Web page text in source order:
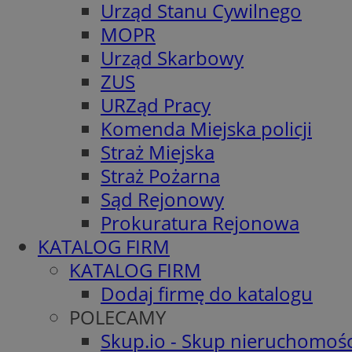
Urząd Stanu Cywilnego
MOPR
Urząd Skarbowy
ZUS
URZąd Pracy
Komenda Miejska policji
Straż Miejska
Straż Pożarna
Sąd Rejonowy
Prokuratura Rejonowa
KATALOG FIRM
KATALOG FIRM
Dodaj firmę do katalogu
POLECAMY
Skup.io - Skup